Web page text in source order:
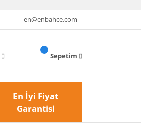
en@enbahce.com
Sepetim
En İyi Fiyat
Garantisi